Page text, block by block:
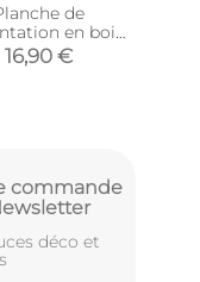
de
en bois
(50 x 15 cm)
16,90 €
commande
déco et